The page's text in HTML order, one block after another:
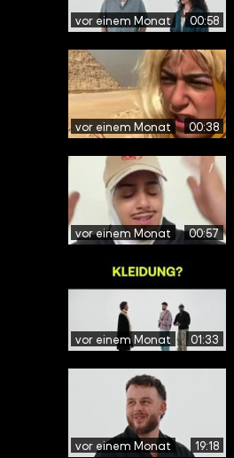
vor einem Monat 00:58
vor einem Monat 00:38
vor einem Monat 00:57
vor einem Monat 01:33
vor einem Monat 19:18